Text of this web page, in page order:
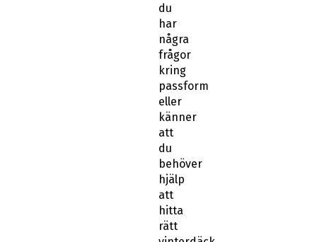
du
har
några
frågor
kring
passform
eller
känner
att
du
behöver
hjälp
att
hitta
rätt